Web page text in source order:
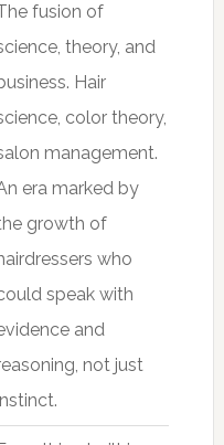
fusion of
theory, and
Hair
color theory,
management.
era marked by
growth of
who
speak with
and
not just